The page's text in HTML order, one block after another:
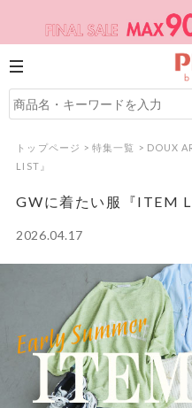
トップページ > 特集一覧 > DOUX
LIST』
GWに着たい服『ITEM
2026.04.17